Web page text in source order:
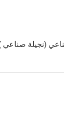
(نجيلة صناعي )